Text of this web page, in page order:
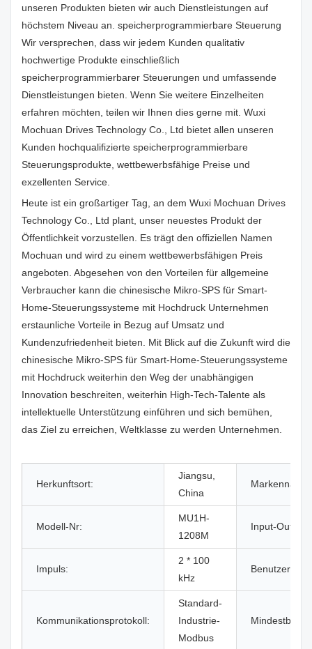
unseren Produkten bieten wir auch Dienstleistungen auf
höchstem Niveau an. speicherprogrammierbare Steuerung
Wir versprechen, dass wir jedem Kunden qualitativ
hochwertige Produkte einschließlich
speicherprogrammierbarer Steuerungen und umfassende
Dienstleistungen bieten. Wenn Sie weitere Einzelheiten
erfahren möchten, teilen wir Ihnen dies gerne mit. Wuxi
Mochuan Drives Technology Co., Ltd bietet allen unseren
Kunden hochqualifizierte speicherprogrammierbare
Steuerungsprodukte, wettbewerbsfähige Preise und
exzellenten Service.
Heute ist ein großartiger Tag, an dem Wuxi Mochuan Drives
Technology Co., Ltd plant, unser neuestes Produkt der
Öffentlichkeit vorzustellen. Es trägt den offiziellen Namen
Mochuan und wird zu einem wettbewerbsfähigen Preis
angeboten. Abgesehen von den Vorteilen für allgemeine
Verbraucher kann die chinesische Mikro-SPS für Smart-
Home-Steuerungssysteme mit Hochdruck Unternehmen
erstaunliche Vorteile in Bezug auf Umsatz und
Kundenzufriedenheit bieten. Mit Blick auf die Zukunft wird die
chinesische Mikro-SPS für Smart-Home-Steuerungssysteme
mit Hochdruck weiterhin den Weg der unabhängigen
Innovation beschreiten, weiterhin High-Tech-Talente als
intellektuelle Unterstützung einführen und sich bemühen,
das Ziel zu erreichen, Weltklasse zu werden Unternehmen.
Herkunftsort:
Jiangsu,
China
Markenname:
Modell-Nr:
MU1H-
1208M
Input-Output:
Impuls:
2 * 100
kHz
Kommunikationsprotokoll:
Standard-
Industrie-
Modbus